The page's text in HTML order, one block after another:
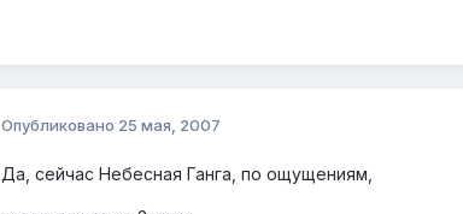
Опубликовано 25 мая, 2007
Да, сейчас Небесная Ганга, по ощущениям,